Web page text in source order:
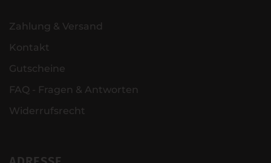
Zahlung & Versand
Kontakt
Gutscheine
FAQ - Fragen & Antworten
Widerrufsrecht